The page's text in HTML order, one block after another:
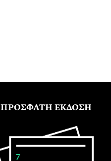
ΠΡΟΣΦΑΤΗ ΕΚΔΟΣΗ
7